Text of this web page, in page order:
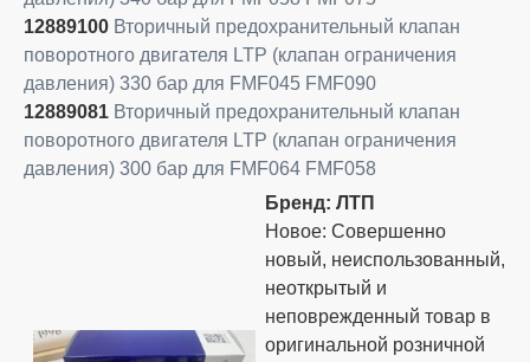
12889100 Вторичный предохранительный клапан
поворотного двигателя LTP (клапан ограничения
давления) 330 бар для FMF045 FMF090
12889081 Вторичный предохранительный клапан
поворотного двигателя LTP (клапан ограничения
давления) 300 бар для FMF064 FMF058
Бренд: ЛТП
Новое: Совершенно
новый, неиспользованный,
неоткрытый и
неповрежденный товар в
оригинальной розничной